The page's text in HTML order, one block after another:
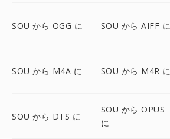
SOU から OGG に SOU から AIFF に
SOU から M4A に SOU から M4R に
SOU から DTS に
SOU から OPUS
に